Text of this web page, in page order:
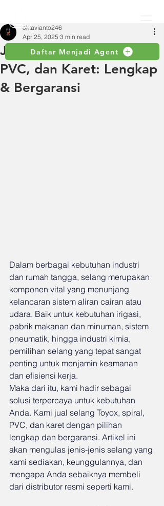
Daftar Menjadi Agent
Jual Selang Toyox, Spiral,
PVC, dan Karet: Lengkap
& Bergaransi
oktavianto246
Apr 25, 2025 3 min read
Dalam berbagai kebutuhan industri
dan rumah tangga, selang merupakan
komponen vital yang menunjang
kelancaran sistem aliran cairan atau
udara. Baik untuk kebutuhan irigasi,
pabrik makanan dan minuman, sistem
pneumatik, hingga industri kimia,
pemilihan selang yang tepat sangat
penting untuk menjamin keamanan
dan efisiensi kerja.
Maka dari itu, kami hadir sebagai
solusi terpercaya untuk kebutuhan
Anda. Kami jual selang Toyox, spiral,
PVC, dan karet dengan pilihan
lengkap dan bergaransi. Artikel ini
akan mengulas jenis-jenis selang yang
kami sediakan, keunggulannya, dan
mengapa Anda sebaiknya membeli
dari distributor resmi seperti kami.